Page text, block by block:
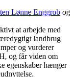
Lønne Enggrob og
at arbejde med
landbrug
og vurderer
og får viden om
egenskaber hænger